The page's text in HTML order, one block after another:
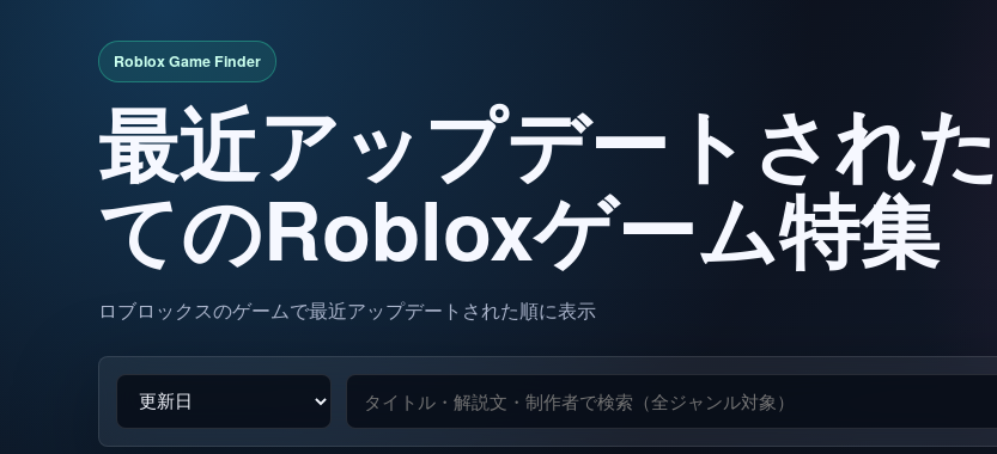
最近アップデートされ
てのRobloxゲーム特集
ロブロックスのゲームで最近アップデートされた順に表示